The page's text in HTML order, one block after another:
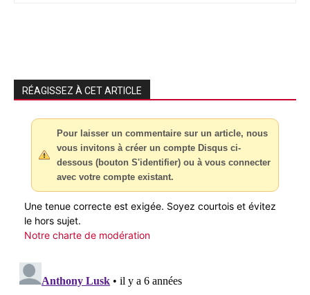
RÉAGISSEZ À CET ARTICLE
Pour laisser un commentaire sur un article, nous
vous invitons à créer un compte Disqus ci-
dessous (bouton S'identifier) ou à vous connecter
avec votre compte existant.
Une tenue correcte est exigée. Soyez courtois et évitez
le hors sujet.
Notre charte de modération